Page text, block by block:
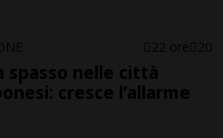
22 ore 20
spasso nelle città
cresce l’allarme